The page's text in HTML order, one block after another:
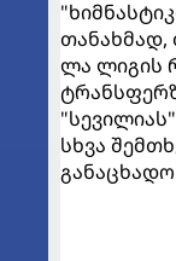
თანახმად,
ლა ლიგის
სხვა